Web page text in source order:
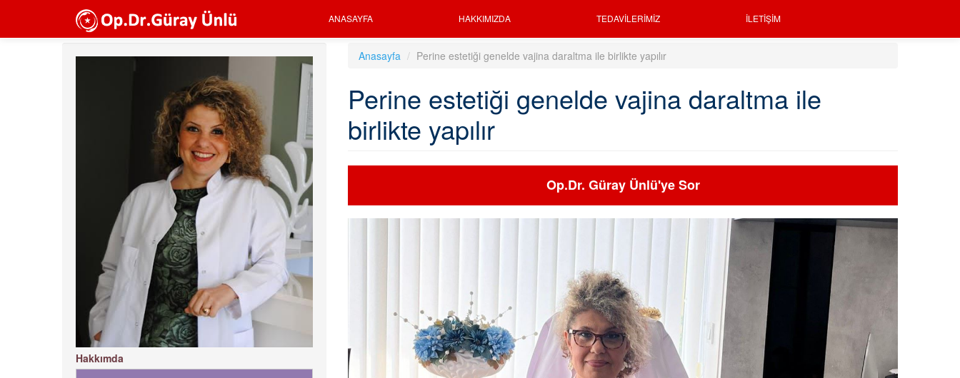
atla
ANASAYFA HAKKIMIZDA TEDAVILERIMIZ İLETIŞIM
Hakkımda
Anasayfa Perine estetiği genelde vajina daraltma ile birlikte yapılır
Perine estetiği genelde vajina daraltma ile
birlikte yapılır
Op.Dr. Güray Ünlü'ye Sor